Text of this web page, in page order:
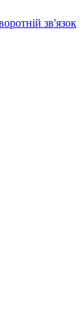
зв'язок